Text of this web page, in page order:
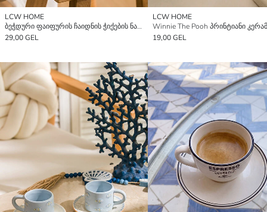
LCW HOME
ბეჭდური ფაიფურის ჩაიდნის ჭიქების ნაკრები
29,00 GEL
LCW HOME
19,00 GEL